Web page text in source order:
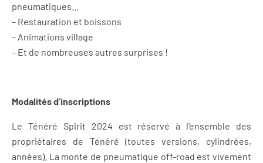
pneumatiques…
– Restauration et boissons
– Animations village
– Et de nombreuses autres surprises !
Modalités d’inscriptions
Le Ténéré Spirit 2024 est réservé à l’ensemble des
propriétaires de Ténéré (toutes versions, cylindrées,
années). La monte de pneumatique off-road est vivement